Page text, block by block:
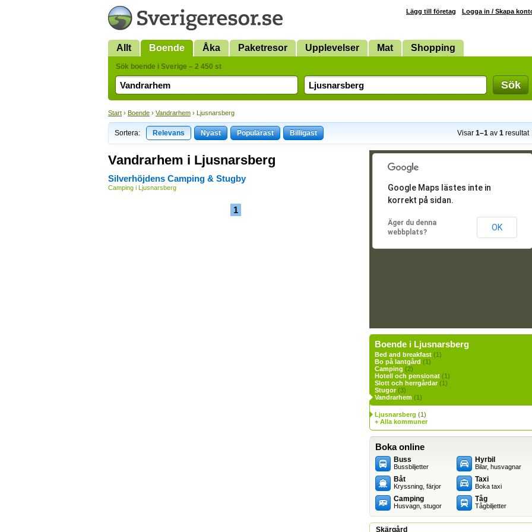
Lägg till företag Logga in / Skapa
Allt Boende Åka Paketresor Upplevelser Mat Shopping
Sök boende i Sverige – 2 450 st
Sök
Start › Boende › Vandrarhem › Ljusnarsberg
Sortera: Relevans Nyast Populärast Billigast Visar 1–1 av 1 resultat
Vandrarhem i Ljusnarsberg
Silverhöjdens Camping & Stugby
Camping i Ljusnarsberg
1
Google Maps lästes inte in
korrekt på sidan.
Äger du denna
webbplats?
OK
Boende i Ljusnarsberg
Bed and breakfast (1)
Bo på lantgård (1)
Camping (2)
Hotell och pensionat (1)
Slott och herrgårdar(1)
Stugor(3)
Vandrarhem (1)
Ljusnarsberg (1)
+ Alla kommuner
Boka online
Buss
Bussbiljetter
Båt
Kryssning, färjor
Camping
Husvagn, stugor
Hyrbil
Bilar, husvagnar
Taxi
Boka taxi
Tåg
Tågbiljetter
Skärgård